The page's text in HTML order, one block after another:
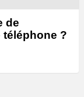
de
téléphone ?